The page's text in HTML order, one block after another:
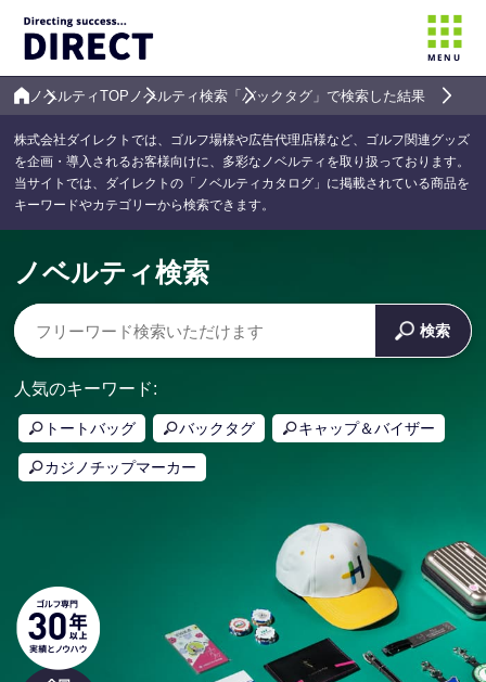
MENU
ノベルティTOP ノベルティ検索 「バックタグ」で検索した結果
株式会社ダイレクトでは、ゴルフ場様や広告代理店様など、ゴルフ関連グッズ
を企画・導入されるお客様向けに、多彩なノベルティを取り扱っております。
当サイトでは、ダイレクトの「ノベルティカタログ」に掲載されている商品を
キーワードやカテゴリーから検索できます。
ノベルティ検索
検索
人気のキーワード:
トートバッグ バックタグ キャップ＆バイザー
カジノチップマーカー